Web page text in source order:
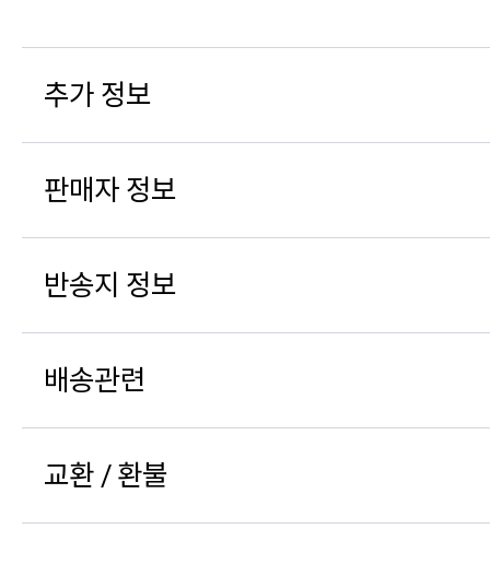
추가 정보
판매자 정보
반송지 정보
배송관련
교환 / 환불